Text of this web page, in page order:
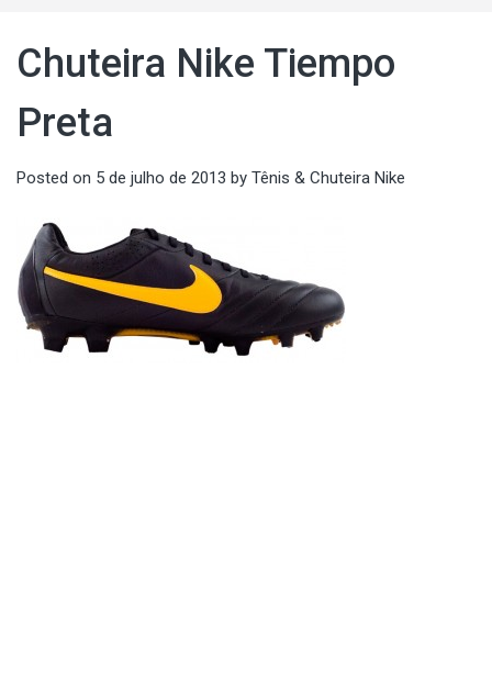
Chuteira Nike Tiempo
Preta
Posted on 5 de julho de 2013 by Tênis & Chuteira Nike